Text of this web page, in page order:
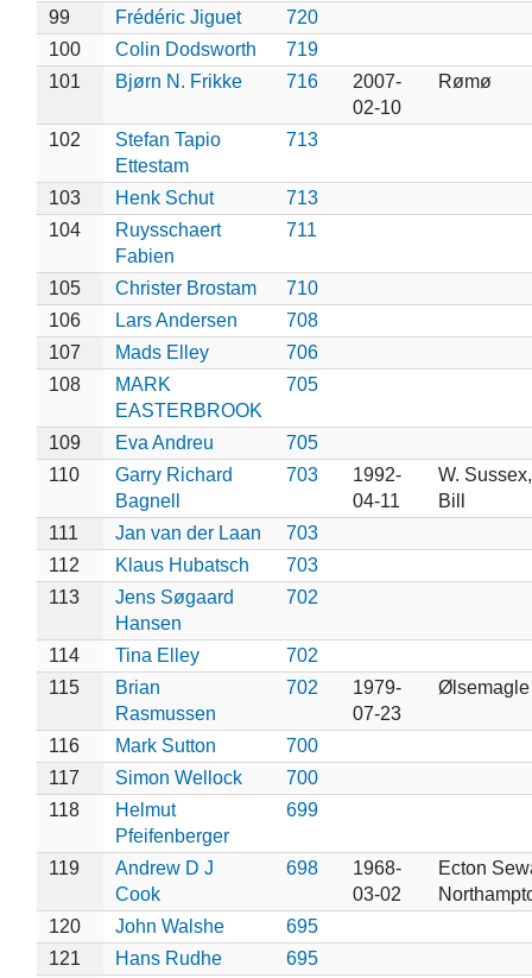
99 Frédéric Jiguet
720
100
Colin Dodsworth
719
101
Bjørn N. Frikke 716
2007-
02-10
Rømø
102
Stefan Tapio
Ettestam
713
103 Henk Schut
713
104
Ruysschaert
Fabien
711
105 Christer Brostam
710
106
Lars Andersen
708
107
Mads Elley
706
108
MARK
EASTERBROOK
705
109 Eva Andreu
705
110
Garry Richard
Bagnell
703
1992-
04-11
W.
Bill
111
Jan van der Laan
703
112
Klaus Hubatsch
703
113
Jens Søgaard
Hansen
702
114 Tina Elley
702
115
Brian
Rasmussen
702
1979-
07-23
116 Mark Sutton
700
117
Simon Wellock
700
118
Helmut
Pfeifenberger
699
119
Andrew D J
Cook
698
1968-
03-02
Ecton
120
John Walshe
695
121
Hans Rudhe
695